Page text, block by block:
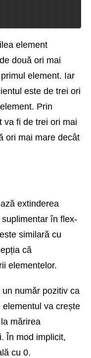
element
două ori mai
element. Iar
este de trei ori
Prin
va fi de trei ori mai
ori mai mare decât
extinderea
în flex-
similară cu
că
elementelor.
număr pozitiv ca
va crește
mărirea
În mod implicit,
cu 0.